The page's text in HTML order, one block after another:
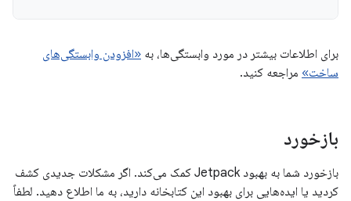
برای اطلاعات بیشتر در مورد وابستگی‌ها، به «افزودن وابستگی‌های
ساخت» مراجعه کنید.
بازخورد
بازخورد شما به بهبود Jetpack کمک می‌کند. اگر مشکلات جدیدی کشف
کردید یا ایده‌هایی برای بهبود این کتابخانه دارید، به ما اطلاع دهید. لطفاً